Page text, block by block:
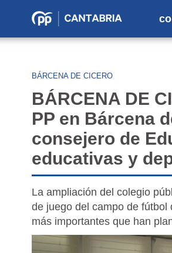
Partido
en
BÁRCENA DE CICERO
BÁRCENA DE
PP en Bárcena
consejero de
educativas y
La ampliación del colegio
de juego del campo de
más importantes que han